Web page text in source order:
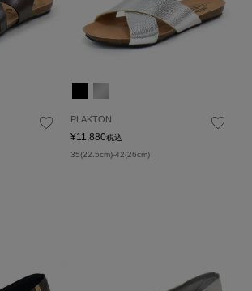
PLAKTON
¥11,880税込
35(22.5cm)-42(26cm)